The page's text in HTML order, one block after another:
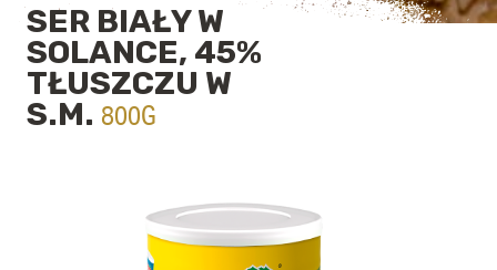
SER BIAŁY W
SOLANCE, 45%
TŁUSZCZU W
S.M. 800G